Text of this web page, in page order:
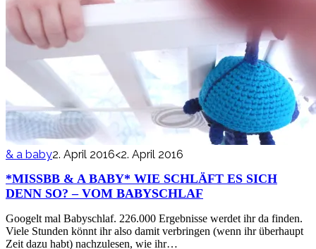
& a baby2. April 2016<2. April 2016
*MISSBB & A BABY* WIE SCHLÄFT ES SICH
DENN SO? – VOM BABYSCHLAF
Googelt mal Babyschlaf. 226.000 Ergebnisse werdet ihr da finden.
Viele Stunden könnt ihr also damit verbringen (wenn ihr überhaupt
Zeit dazu habt) nachzulesen, wie ihr…